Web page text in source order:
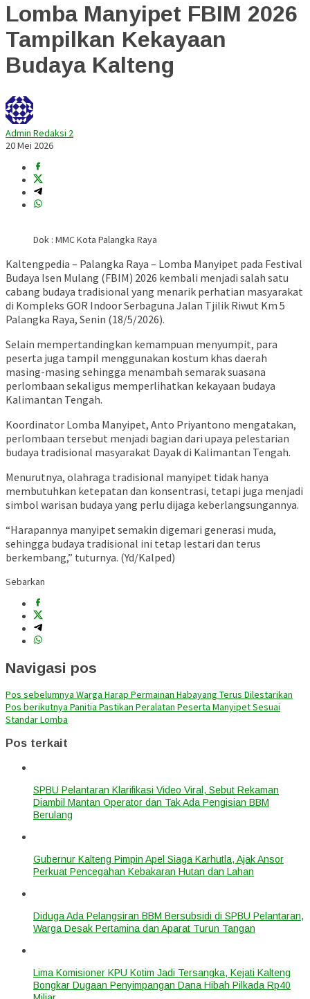
Lomba Manyipet FBIM 2026
Tampilkan Kekayaan
Budaya Kalteng
Admin Redaksi 2
20 Mei 2026
Dok : MMC Kota Palangka Raya
Kaltengpedia – Palangka Raya – Lomba Manyipet pada Festival
Budaya Isen Mulang (FBIM) 2026 kembali menjadi salah satu
cabang budaya tradisional yang menarik perhatian masyarakat
di Kompleks GOR Indoor Serbaguna Jalan Tjilik Riwut Km 5
Palangka Raya, Senin (18/5/2026).
Selain mempertandingkan kemampuan menyumpit, para
peserta juga tampil menggunakan kostum khas daerah
masing-masing sehingga menambah semarak suasana
perlombaan sekaligus memperlihatkan kekayaan budaya
Kalimantan Tengah.
Koordinator Lomba Manyipet, Anto Priyantono mengatakan,
perlombaan tersebut menjadi bagian dari upaya pelestarian
budaya tradisional masyarakat Dayak di Kalimantan Tengah.
Menurutnya, olahraga tradisional manyipet tidak hanya
membutuhkan ketepatan dan konsentrasi, tetapi juga menjadi
simbol warisan budaya yang perlu dijaga keberlangsungannya.
“Harapannya manyipet semakin digemari generasi muda,
sehingga budaya tradisional ini tetap lestari dan terus
berkembang,” tuturnya. (Yd/Kalped)
Sebarkan
Navigasi pos
Pos sebelumnya Warga Harap Permainan Habayang Terus Dilestarikan
Pos berikutnya Panitia Pastikan Peralatan Peserta Manyipet Sesuai
Standar Lomba
Pos terkait
SPBU Pelantaran Klarifikasi Video Viral, Sebut Rekaman
Diambil Mantan Operator dan Tak Ada Pengisian BBM
Berulang
Gubernur Kalteng Pimpin Apel Siaga Karhutla, Ajak Ansor
Perkuat Pencegahan Kebakaran Hutan dan Lahan
Diduga Ada Pelangsiran BBM Bersubsidi di SPBU Pelantaran,
Warga Desak Pertamina dan Aparat Turun Tangan
Lima Komisioner KPU Kotim Jadi Tersangka, Kejati Kalteng
Bongkar Dugaan Penyimpangan Dana Hibah Pilkada Rp40